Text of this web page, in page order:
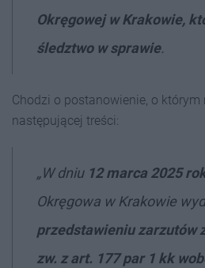
Okręgowej w Krakowie,
śledztwo w sprawie.
Chodzi o postanowienie, o którym
następującej treści:
„W dniu 12 marca 2025
Okręgowa w Krakowie
przedstawieniu zarzutów
zw. z art. 177 par 1 kk